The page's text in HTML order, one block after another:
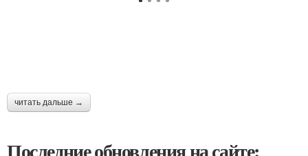
читать дальше →